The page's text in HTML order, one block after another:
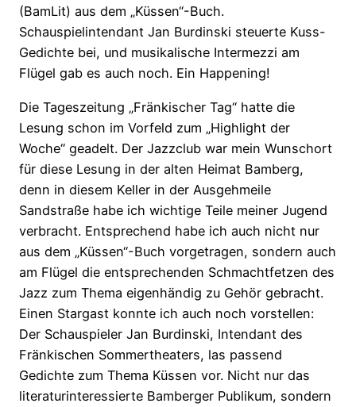
(BamLit) aus dem „Küssen“-Buch.
Schauspielintendant Jan Burdinski steuerte Kuss-
Gedichte bei, und musikalische Intermezzi am
Flügel gab es auch noch. Ein Happening!
Die Tageszeitung „Fränkischer Tag“ hatte die
Lesung schon im Vorfeld zum „Highlight der
Woche“ geadelt. Der Jazzclub war mein Wunschort
für diese Lesung in der alten Heimat Bamberg,
denn in diesem Keller in der Ausgehmeile
Sandstraße habe ich wichtige Teile meiner Jugend
verbracht. Entsprechend habe ich auch nicht nur
aus dem „Küssen“-Buch vorgetragen, sondern auch
am Flügel die entsprechenden Schmachtfetzen des
Jazz zum Thema eigenhändig zu Gehör gebracht.
Einen Stargast konnte ich auch noch vorstellen:
Der Schauspieler Jan Burdinski, Intendant des
Fränkischen Sommertheaters, las passend
Gedichte zum Thema Küssen vor. Nicht nur das
literaturinteressierte Bamberger Publikum, sondern